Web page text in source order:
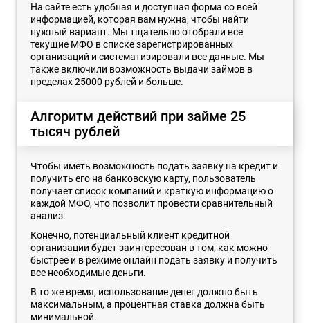
На сайте есть удобная и доступная форма со всей
информацией, которая вам нужна, чтобы найти
нужный вариант. Мы тщательно отобрали все
текущие МФО в списке зарегистрированных
организаций и систематизировали все данные. Мы
также включили возможность выдачи займов в
пределах 25000 рублей и больше.
Алгоритм действий при займе 25
тысяч рублей
Чтобы иметь возможность подать заявку на кредит и
получить его на банковскую карту, пользователь
получает список компаний и краткую информацию о
каждой МФО, что позволит провести сравнительный
анализ.
Конечно, потенциальный клиент кредитной
организации будет заинтересован в том, как можно
быстрее и в режиме онлайн подать заявку и получить
все необходимые деньги.
В то же время, использование денег должно быть
максимальным, а процентная ставка должна быть
минимальной.